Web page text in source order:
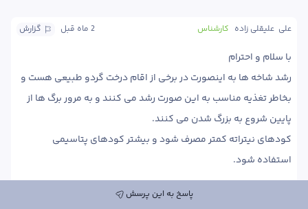
گزارش 2 ماه قبل کارشناس علی  علیقلی زاده
استفاده شود.
پاسخ به این پرسش